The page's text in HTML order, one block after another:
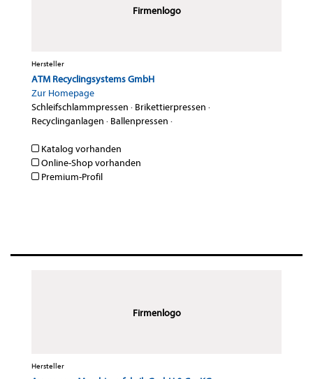
Firmenlogo
Hersteller
ATM Recyclingsystems GmbH
Zur Homepage
Schleifschlammpressen · Brikettierpressen ·
Recyclinganlagen · Ballenpressen ·
Katalog vorhanden
Online-Shop vorhanden
Premium-Profil
Firmenlogo
Hersteller